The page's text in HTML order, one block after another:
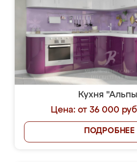
Кухня
Цена: от 36 000
ПОДРОБНЕЕ